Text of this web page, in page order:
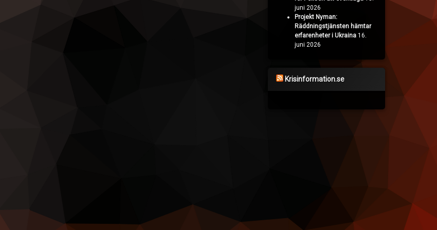
juni 2026
Projekt Nyman:
Räddningstjänsten hämtar
erfarenheter i Ukraina 16.
juni 2026
Krisinformation.se